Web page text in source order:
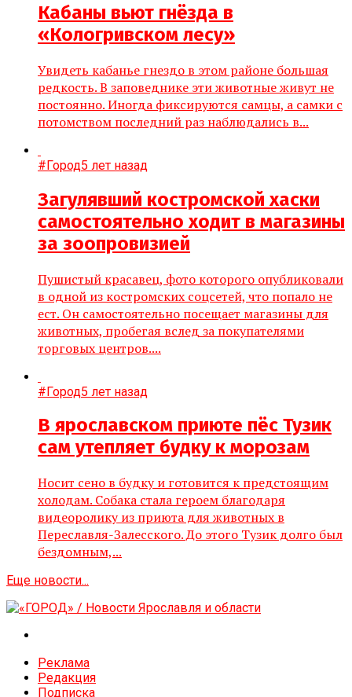
Кабаны вьют гнёзда в
«Кологривском лесу»
Увидеть кабанье гнездо в этом районе большая
редкость. В заповеднике эти животные живут не
постоянно. Иногда фиксируются самцы, а самки с
потомством последний раз наблюдались в...
#Город5 лет назад
Загулявший костромской хаски
самостоятельно ходит в магазины
за зоопровизией
Пушистый красавец, фото которого опубликовали
в одной из костромских соцсетей, что попало не
ест. Он самостоятельно посещает магазины для
животных, пробегая вслед за покупателями
торговых центров....
#Город5 лет назад
В ярославском приюте пёс Тузик
сам утепляет будку к морозам
Носит сено в будку и готовится к предстоящим
холодам. Собака стала героем благодаря
видеоролику из приюта для животных в
Переславля-Залесского. До этого Тузик долго был
бездомным,...
Еще новости...
Реклама
Редакция
Подписка